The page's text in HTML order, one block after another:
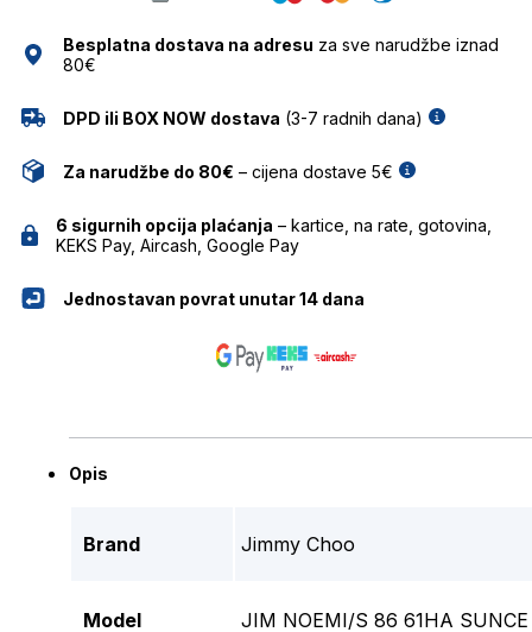
količinaBesplatna dostava na adresu za sve narudžbe iznad
80€
DPD ili BOX NOW dostava (3-7 radnih dana)
Za narudžbe do 80€ – cijena dostave 5€
6 sigurnih opcija plaćanja – kartice, na rate, gotovina,
KEKS Pay, Aircash, Google Pay
Jednostavan povrat unutar 14 dana
Opis
Brand Jimmy Choo
Model JIM NOEMI/S 86 61HA